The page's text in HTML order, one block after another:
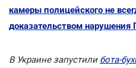
камеры полицейского не
доказательством
В Украине запустили бота-